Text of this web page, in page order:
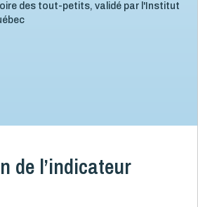
des tout-petits, validé par l'Institut
de l’indicateur